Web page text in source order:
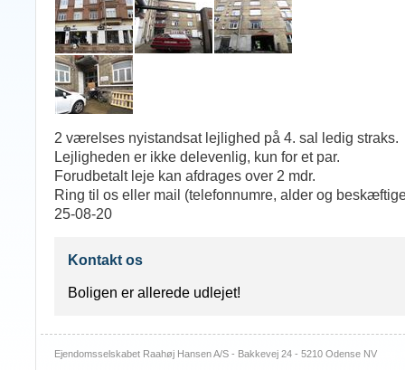
2 værelses nyistandsat lejlighed på 4. sal ledig straks.
Lejligheden er ikke delevenlig, kun for et par.
Forudbetalt leje kan afdrages over 2 mdr.
Ring til os eller mail (telefonnumre, alder og
25-08-20
Kontakt os
Boligen er allerede udlejet!
Ejendomsselskabet Raahøj Hansen A/S - Bakkevej 24 - 5210 Odense NV